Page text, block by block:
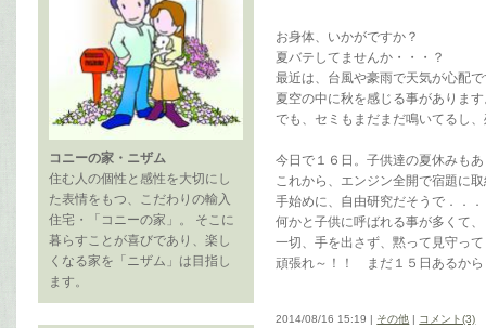
コニーの家・ニザム
住む人の個性と感性を大切にし
た表情をもつ、こだわりの輸入
住宅・「コニーの家」。 そこに
暮らすことが喜びであり、楽し
くなる家を「ニザム」は目指し
ます。
お身体、いかがですか？
夏バテしてませんか・・・？
最近は、台風や豪雨で天気が心配
夏空の中に秋を感じる事がありま
でも、セミもまだまだ鳴いてるし
今日で１６日。子供達の夏休みも
これから、エンジン全開で宿題に
手始めに、自由研究だそうで．．．
何かと子供に呼ばれる事が多くて
一切、手を出さず、黙って見守っ
頑張れ～！！ まだ１５日あるから
2014/08/16 15:19 | その他 | コメント(3)